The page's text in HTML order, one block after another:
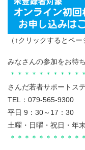
（↑クリックするとペー
みなさんの参加をお待
＊＊＊＊＊＊＊＊＊＊
さんだ若者サポートス
TEL：079-565-9300
平日 9：30～17：30
土曜・日曜・祝日・年
＊＊＊＊＊＊＊＊＊＊